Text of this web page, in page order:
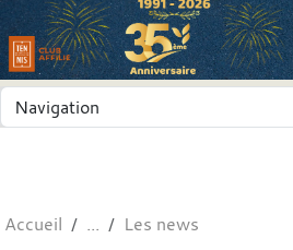
Accueil Les news
Panneau de gestion des cookies